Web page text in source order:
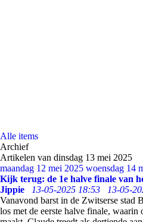
Alle items
Archief
Artikelen van dinsdag 13 mei 2025
maandag 12 mei 2025 woensdag 14
Kijk terug: de 1e halve finale van
Jippie
13-05-2025 18:53 13-05-
Vanavond barst in de Zwitserse stad
los met de eerste halve finale,